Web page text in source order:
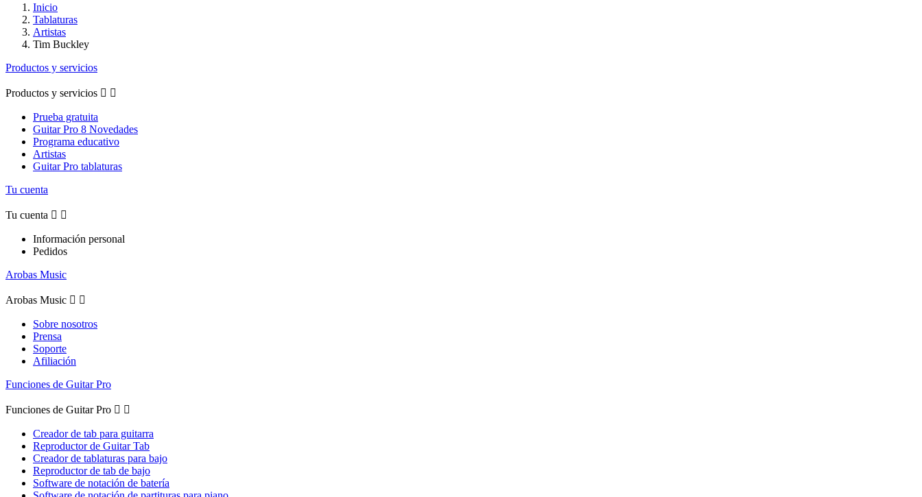
Inicio
Tablaturas
Artistas
Tim Buckley
Productos y servicios
Productos y servicios  
Prueba gratuita
Guitar Pro 8 Novedades
Programa educativo
Artistas
Guitar Pro tablaturas
Tu cuenta
Tu cuenta  
Información personal
Pedidos
Arobas Music
Arobas Music  
Sobre nosotros
Prensa
Soporte
Afiliación
Funciones de Guitar Pro
Funciones de Guitar Pro  
Creador de tab para guitarra
Reproductor de Guitar Tab
Creador de tablaturas para bajo
Reproductor de tab de bajo
Software de notación de batería